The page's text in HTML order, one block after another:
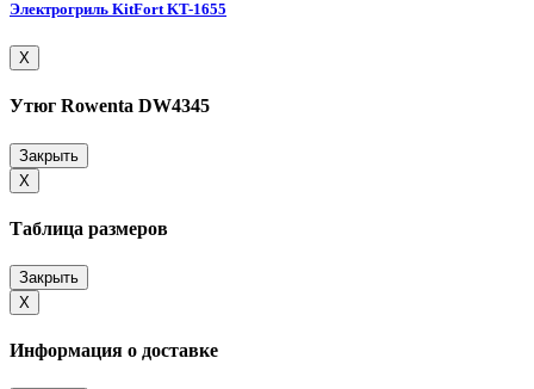
Электрогриль KitFort KT-1655
X
Утюг Rowenta DW4345
Закрыть
X
Таблица размеров
Закрыть
X
Информация о доставке